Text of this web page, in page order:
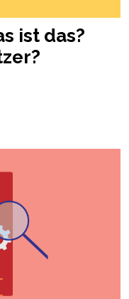
ist das?